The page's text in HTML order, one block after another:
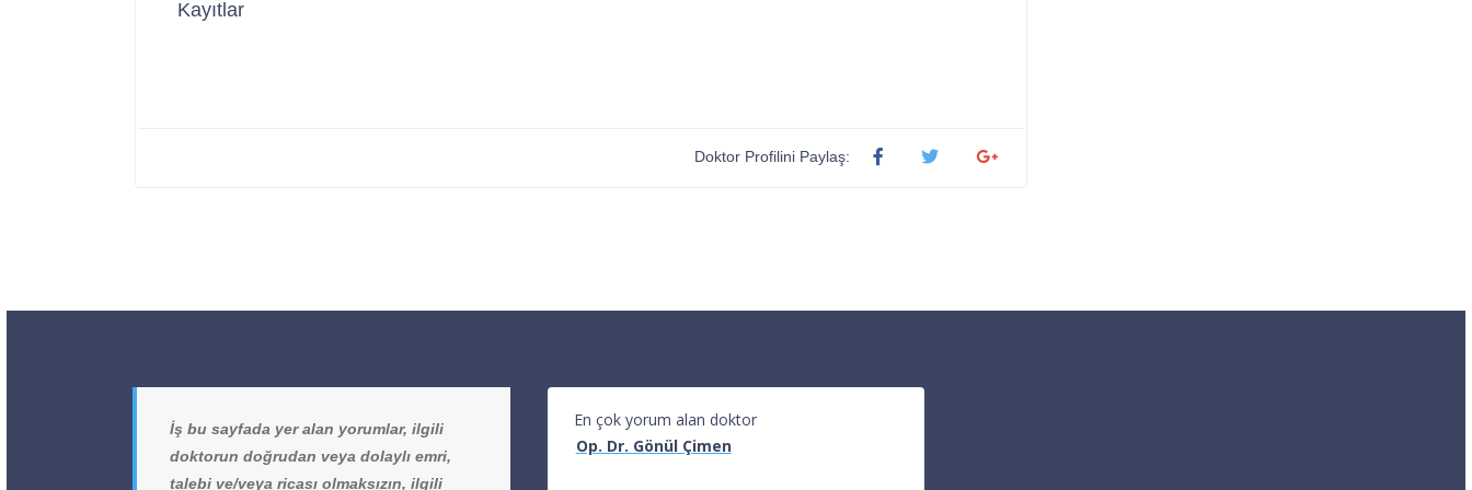
Kayıtlar
Doktor Profilini Paylaş:
İş bu sayfada yer alan yorumlar, ilgili
doktorun doğrudan veya dolaylı emri,
talebi ve/veya ricası olmaksızın, ilgili
En çok yorum alan doktor
Op. Dr. Gönül Çimen